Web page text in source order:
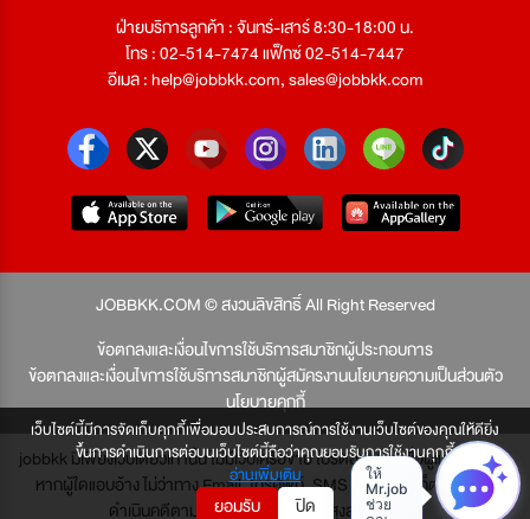
เว็บไซต์นี้มีการจัดเก็บคุกกี้เพื่อมอบประสบการณ์การใช้งานเว็บไซต์ของคุณให้ดียิ่ง
ขึ้นการดำเนินการต่อบนเว็บไซต์นี้ถือว่าคุณยอมรับการใช้งานคุกกี้
อ่านเพิ่มเติม
ยอมรับ ปิด
ฝ่ายบริการลูกค้า : จันทร์-เสาร์ 8:30-18:00 น.
โทร : 02-514-7474 แฟ็กซ์ 02-514-7447
อีเมล :help@jobbkk.com,sales@jobbkk.com
JOBBKK.COM © สงวนลิขสิทธิ์ All Right Reserved
ข้อตกลงและเงื่อนไขการใช้บริการสมาชิกผู้ประกอบการ
ข้อตกลงและเงื่อนไขการใช้บริการสมาชิกผู้สมัครงานนโยบายความเป็นส่วนตัว
นโยบายคุกกี้
jobbkk มีเพียงเว็บเดียวเท่านั้น ไม่มีเว็บเครือข่าย โปรดอย่าหลงเชื่อผู้แอบอ้าง และ
หากผู้ใดแอบอ้าง ไม่ว่าทาง Email, โทรศัพท์, SMS หรือทางใดก็ตาม จะถูก
ดำเนินคดีตามที่กฎหมายบัญญัติไว้สูงสุด